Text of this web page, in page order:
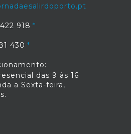
918
430
das 9 às 16
a Sexta-feira,